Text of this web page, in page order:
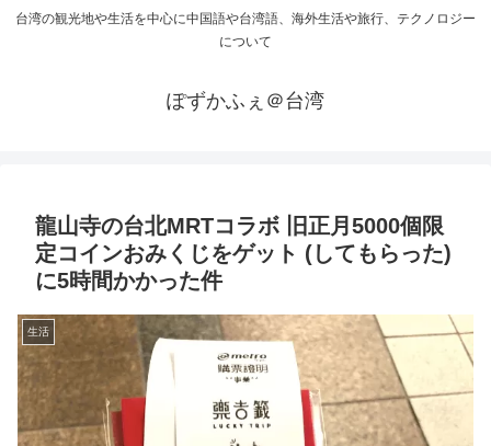
台湾の観光地や生活を中心に中国語や台湾語、海外生活や旅行、テクノロジー
について
ぽずかふぇ＠台湾
龍山寺の台北MRTコラボ 旧正月5000個限
定コインおみくじをゲット (してもらった)
に5時間かかった件
生活